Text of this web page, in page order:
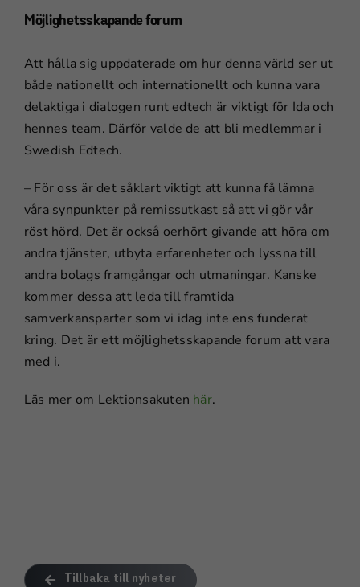
Möjlighetsskapande forum
Att hålla sig uppdaterade om hur denna värld ser ut
både nationellt och internationellt och kunna vara
delaktiga i dialogen runt edtech är viktigt för Ida och
hennes team. Därför valde de att bli medlemmar i
Swedish Edtech.
– För oss är det såklart viktigt att kunna få lämna
våra synpunkter på remissutkast så att vi gör vår
röst hörd. Det är också oerhört givande att höra om
andra tjänster, utbyta erfarenheter och lyssna till
andra bolags framgångar och utmaningar. Kanske
kommer dessa att leda till framtida
samverkansparter som vi idag inte ens funderat
kring. Det är ett möjlighetsskapande forum att vara
med i.
Läs mer om Lektionsakuten här.
Tillbaka till nyheter
Upplevelse
hemsida ska
prestera så
bra som
Om du nekar
de här
kakorna
kommer viss
funktionalitet
att försvinna
hemsidan.
med dig av dina